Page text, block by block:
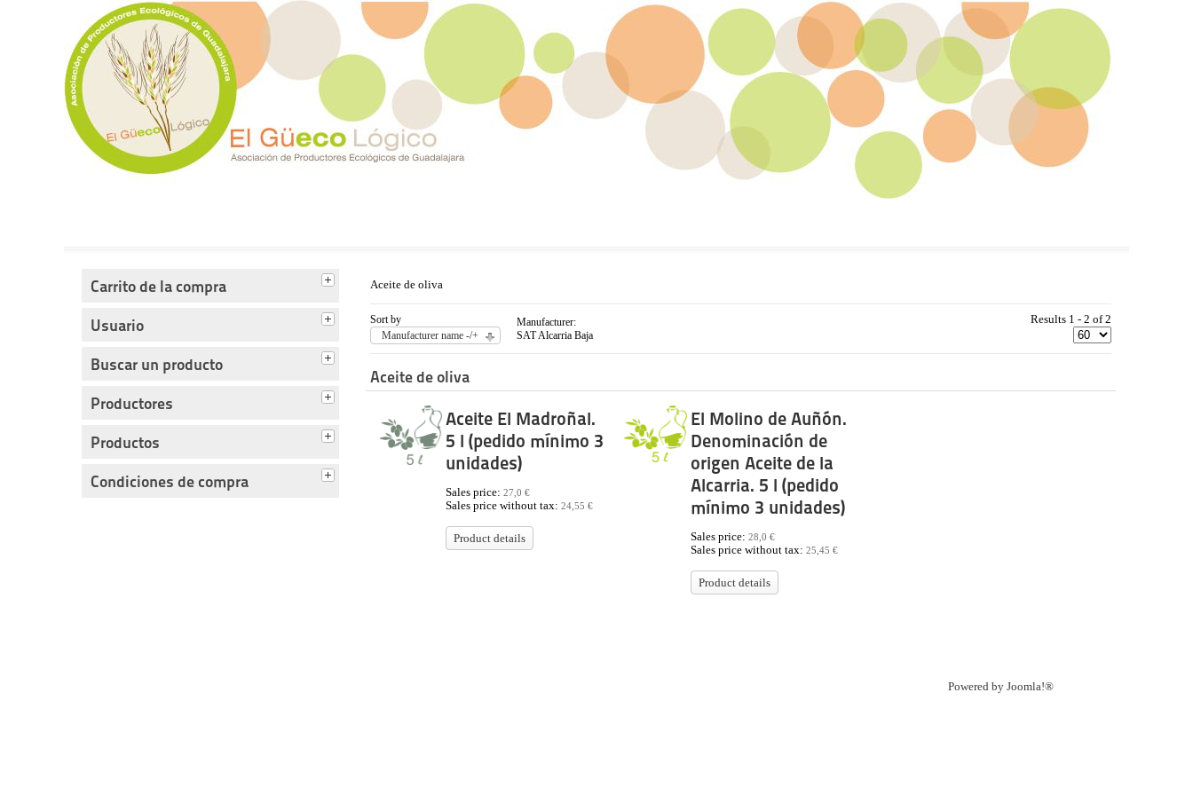
Carrito de la compra
Usuario
Buscar un producto
Productores
Productos
Condiciones de compra
Aceite de oliva
Sort by
Manufacturer name -/+
Manufacturer:
SAT Alcarria Baja
Results 1 - 2 of 2
Aceite de oliva
Aceite El Madroñal.
5 l (pedido mínimo 3
unidades)
Sales price: 27,0 €
Sales price without tax: 24,55 €
Product details
El Molino de Auñón.
Denominación de
origen Aceite de la
Alcarria. 5 l (pedido
mínimo 3 unidades)
Sales price: 28,0 €
Sales price without tax: 25,45 €
Product details
Powered by Joomla!®